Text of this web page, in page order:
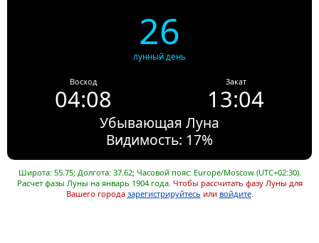
26
лунный день
Восход
04:08
Закат
13:04
Убывающая Луна
Видимость: 17%
Широта: 55.75; Долгота: 37.62; Часовой пояс: Europe/Moscow (UTC+02:30).
Расчет фазы Луны на январь 1904 года. Чтобы рассчитать фазу Луны для
Вашего города зарегистрируйтесь или войдите.